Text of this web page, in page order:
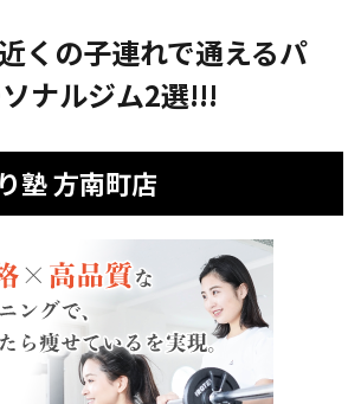
くの子連れで通えるパ
ナルジム2選!!!
塾方南町店